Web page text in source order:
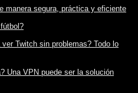
manera segura, práctica y eficiente
Twitch sin problemas? Todo lo
Una VPN puede ser la solución